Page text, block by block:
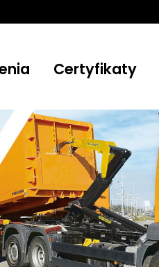
Certyfikaty